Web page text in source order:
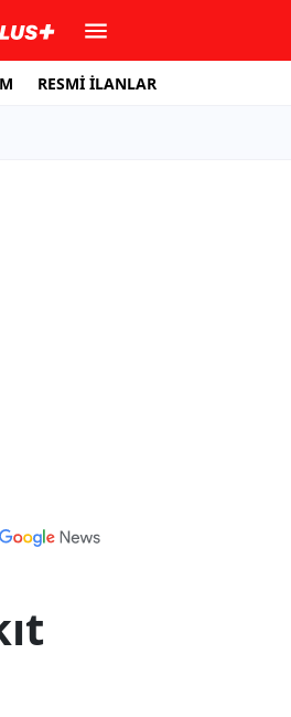
RESMİ İLANLAR